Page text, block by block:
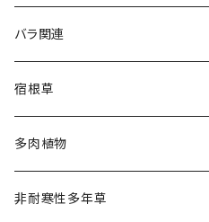
バラ関連
宿根草
多肉植物
非耐寒性多年草